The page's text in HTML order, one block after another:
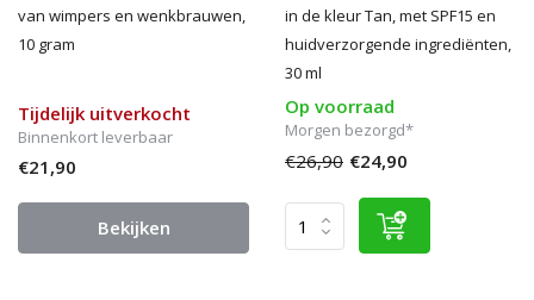
van wimpers en wenkbrauwen,
10 gram
Tijdelijk uitverkocht
Binnenkort leverbaar
€21,90
Bekijken
in de kleur Tan, met SPF15 en
huidverzorgende ingrediënten,
30 ml
Op voorraad
Morgen bezorgd*
€26,90 €24,90